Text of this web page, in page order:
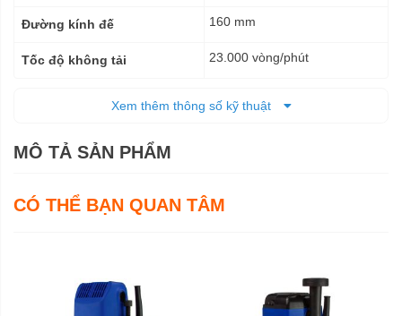
Đường kính đế 160 mm
Tốc độ không tải 23.000 vòng/phút
Trọng lượng cả bì 8,0 kg
Xem thêm thông số kỹ thuật
MÔ TẢ SẢN PHẨM
CÓ THỂ BẠN QUAN TÂM